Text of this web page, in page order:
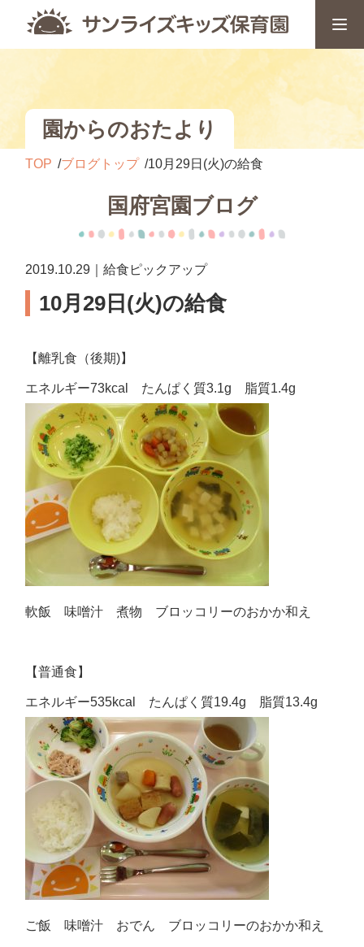
園からのおたより
TOP ブログトップ 10月29日(火)の給食
国府宮園ブログ
2019.10.29｜給食ピックアップ
10月29日(火)の給食
【離乳食（後期)】
エネルギー73kcal たんぱく質3.1g 脂質1.4g
軟飯 味噌汁 煮物 ブロッコリーのおかか和え
【普通食】
エネルギー535kcal たんぱく質19.4g 脂質13.4g
ご飯 味噌汁 おでん ブロッコリーのおかか和え